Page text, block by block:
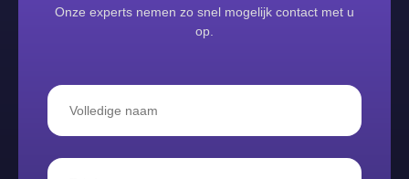
Onze experts nemen zo snel mogelijk contact met u
op.